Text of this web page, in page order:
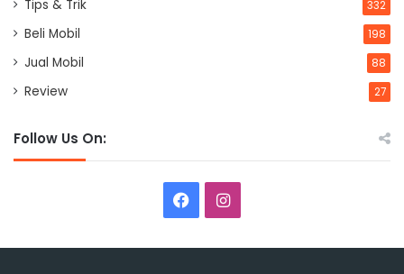
Tips & Trik 332
Beli Mobil 198
Jual Mobil 88
Review 27
Follow Us On:
FacebookInstagram